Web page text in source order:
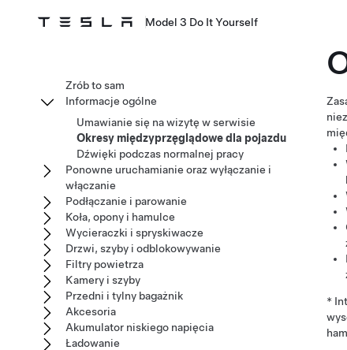
Model 3 Do It Yourself
*
Zrób to sam
Informacje ogólne
Umawianie się na wizytę w serwisie
Okresy międzyprzęglądowe dla pojazdu
Dźwięki podczas normalnej pracy
Ponowne uruchamianie oraz wyłączanie i
włączanie
Podłączanie i parowanie
Koła, opony i hamulce
Wycieraczki i spryskiwacze
Drzwi, szyby i odblokowywanie
Filtry powietrza
Kamery i szyby
Przedni i tylny bagażnik
Akcesoria
Akumulator niskiego napięcia
Ładowanie